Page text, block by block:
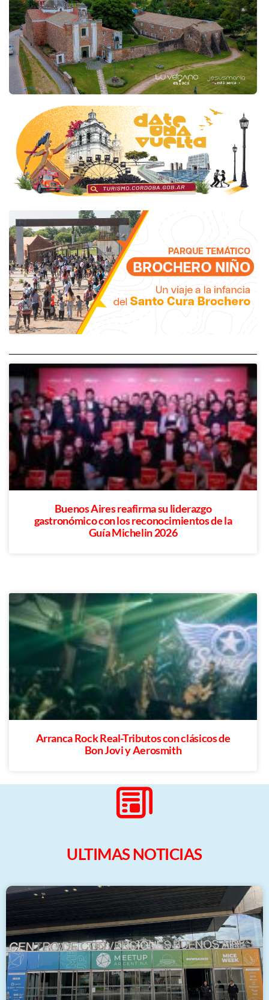
Buenos Aires reafirma su liderazgo
gastronómico con los reconocimientos de la
Guía Michelin 2026
Arranca Rock Real-Tributos con clásicos de
Bon Jovi y Aerosmith
ULTIMAS NOTICIAS